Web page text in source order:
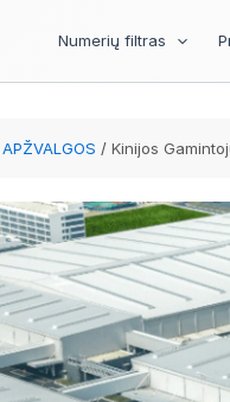
Numerių filtras
APŽVALGOS Kinijos